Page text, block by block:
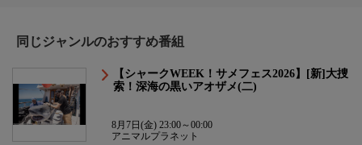
同じジャンルのおすすめ番組
【シャークWEEK！サメフェス2026】[新]大捜
索！深海の黒いアオザメ(二)
8月7日(金) 23:00～00:00
アニマルプラネット